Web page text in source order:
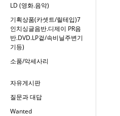
LD (영화.음악)
기획상품(카셋트/릴테입)7
인치싱글음반.디제이 PR음
반.DVD.LP겉/속비닐주변기
기등)
소품/악세사리
자유게시판
질문과 대답
Wanted